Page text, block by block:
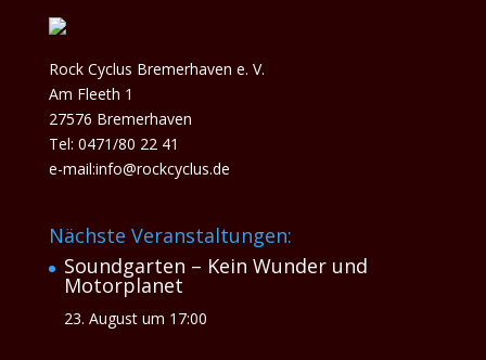
Rock Cyclus Bremerhaven e. V.
Am Fleeth 1
27576 Bremerhaven
Tel: 0471/80 22 41
e-mail:info@rockcyclus.de
Nächste Veranstaltungen:
Soundgarten – Kein Wunder und
Motorplanet
23. August um 17:00